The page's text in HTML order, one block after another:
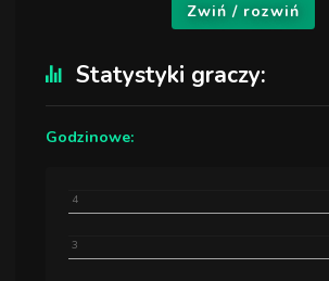
Zwiń / rozwiń
Statystyki graczy:
Godzinowe:
3
4